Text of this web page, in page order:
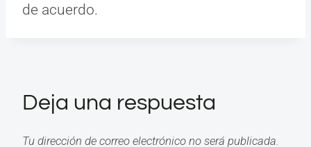
de acuerdo.
Deja una respuesta
Tu dirección de correo electrónico no será publicada.